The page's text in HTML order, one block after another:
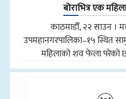
बोराभित्र एक
काठमाडौँ, २२ साउन ।
उपमहानगरपालिका–१५ स्थित
महिलाको शव फेला परेको